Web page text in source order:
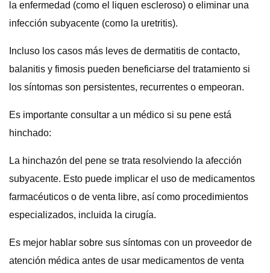
la enfermedad (como el liquen escleroso) o eliminar una
infección subyacente (como la uretritis).
Incluso los casos más leves de dermatitis de contacto,
balanitis y fimosis pueden beneficiarse del tratamiento si
los síntomas son persistentes, recurrentes o empeoran.
Es importante consultar a un médico si su pene está
hinchado:
La hinchazón del pene se trata resolviendo la afección
subyacente. Esto puede implicar el uso de medicamentos
farmacéuticos o de venta libre, así como procedimientos
especializados, incluida la cirugía.
Es mejor hablar sobre sus síntomas con un proveedor de
atención médica antes de usar medicamentos de venta